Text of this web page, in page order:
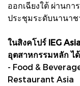
ออกเฉียงใต้ ผ่านกา
ประชุมระดับนานาช
ในสิงคโปร์ IEG
อุตสาหกรรมหลัก ไ
- Food &
Restaurant Asia